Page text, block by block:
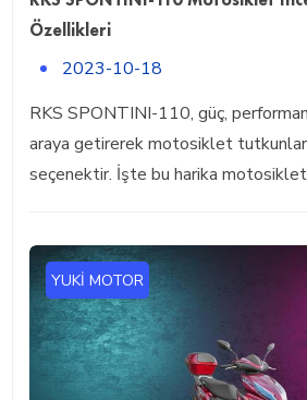
Özellikleri
2023-10-18
RKS SPONTINI-110, güç,
araya getirerek motosiklet
seçenektir. İşte bu harika
YUKI MOTOR